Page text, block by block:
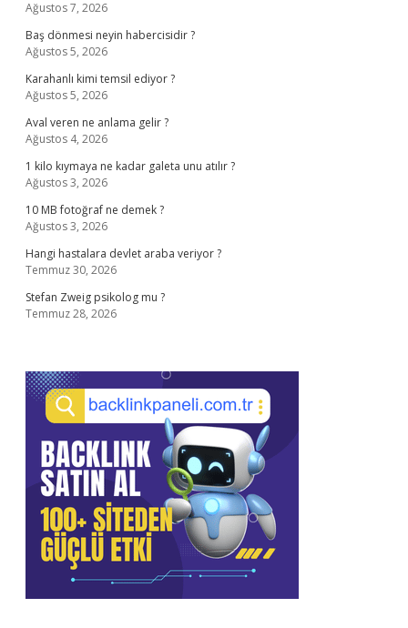
Ağustos 7, 2026
Baş dönmesi neyin habercisidir ?
Ağustos 5, 2026
Karahanlı kimi temsil ediyor ?
Ağustos 5, 2026
Aval veren ne anlama gelir ?
Ağustos 4, 2026
1 kilo kıymaya ne kadar galeta unu atılır ?
Ağustos 3, 2026
10 MB fotoğraf ne demek ?
Ağustos 3, 2026
Hangi hastalara devlet araba veriyor ?
Temmuz 30, 2026
Stefan Zweig psikolog mu ?
Temmuz 28, 2026